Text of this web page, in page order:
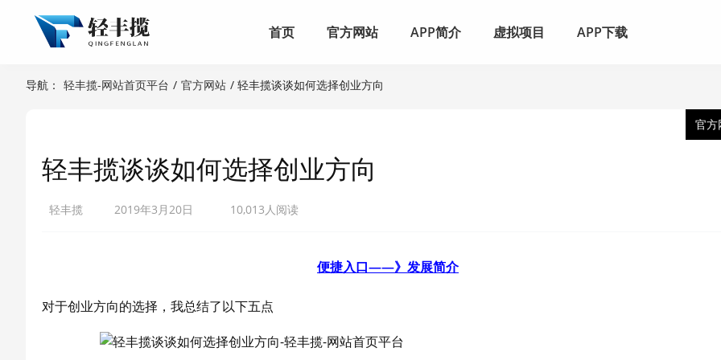
首页 官方网站 APP简介 虚拟项目 APP下载
导航： 轻丰揽-网站首页平台 / 官方网站 / 轻丰揽谈谈如何选择创业方向
官方
轻丰揽谈谈如何选择创业方向
轻丰揽 2019年3月20日 10,013人阅读
便捷入口——》发展简介
对于创业方向的选择，我总结了以下五点